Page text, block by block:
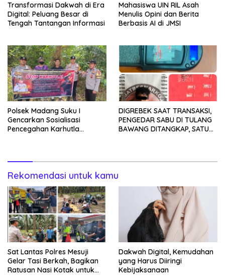
Transformasi Dakwah di Era
Digital: Peluang Besar di
Tengah Tantangan Informasi
Mahasiswa UIN RIL Asah
Menulis Opini dan Berita
Berbasis AI di JMSI
Polsek Madang Suku I
Gencarkan Sosialisasi
Pencegahan Karhutla
DIGREBEK SAAT TRANSAKSI,
PENGEDAR SABU DI TULANG
BAWANG DITANGKAP, SATU
Rekomendasi untuk kamu
Sat Lantas Polres Mesuji
Gelar Tasi Berkah, Bagikan
Ratusan Nasi Kotak untuk
Dakwah Digital, Kemudahan
yang Harus Diiringi
Kebijaksanaan